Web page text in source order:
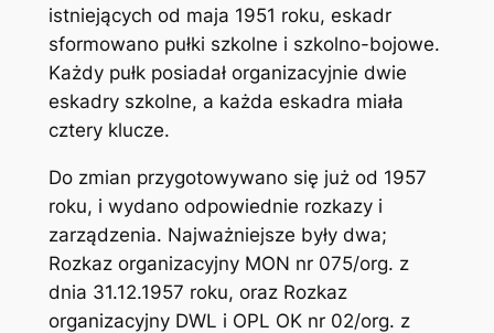
istniejących od maja 1951 roku, eskadr
sformowano pułki szkolne i szkolno-bojowe.
Każdy pułk posiadał organizacyjnie dwie
eskadry szkolne, a każda eskadra miała
cztery klucze.
Do zmian przygotowywano się już od 1957
roku, i wydano odpowiednie rozkazy i
zarządzenia. Najważniejsze były dwa;
Rozkaz organizacyjny MON nr 075/org. z
dnia 31.12.1957 roku, oraz Rozkaz
organizacyjny DWL i OPL OK nr 02/org. z